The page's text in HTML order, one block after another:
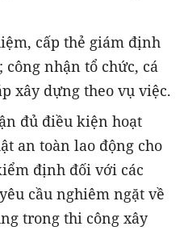
cấp thẻ giám định
nhận tổ chức, cá
xây dựng theo vụ việc.
đủ điều kiện hoạt
an toàn lao động cho
định đối với các
cầu nghiêm ngặt về
trong thi công xây